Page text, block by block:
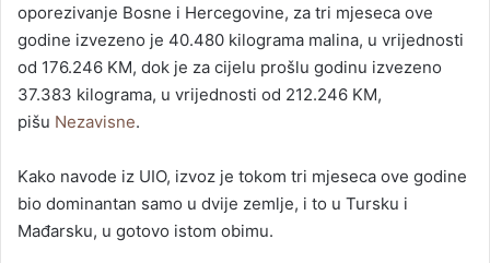
oporezivanje Bosne i Hercegovine, za tri mjeseca ove
godine izvezeno je 40.480 kilograma malina, u vrijednosti
od 176.246 KM, dok je za cijelu prošlu godinu izvezeno
37.383 kilograma, u vrijednosti od 212.246 KM,
pišu Nezavisne.
Kako navode iz UIO, izvoz je tokom tri mjeseca ove godine
bio dominantan samo u dvije zemlje, i to u Tursku i
Mađarsku, u gotovo istom obimu.